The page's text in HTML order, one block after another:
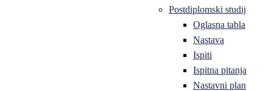
Postdiplomski studij
Oglasna tabla
Nastava
Ispiti
Ispitna pitanja
Nastavni plan